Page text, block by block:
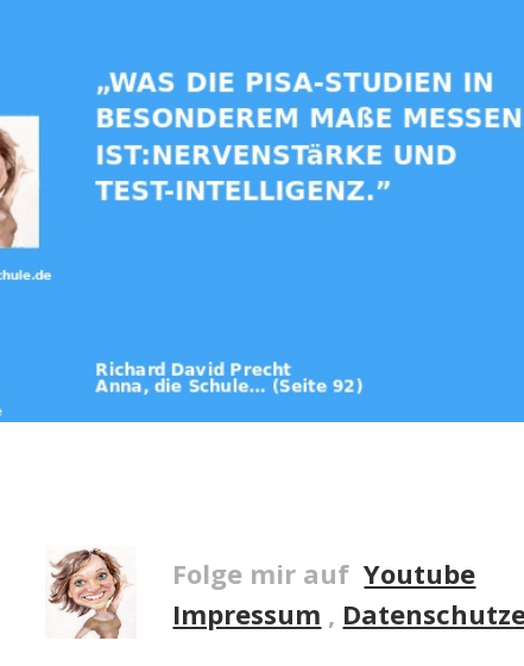
Folge mir auf Youtube
Impressum ,